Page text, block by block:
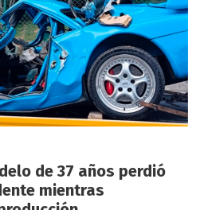
de 37 años perdió
mientras